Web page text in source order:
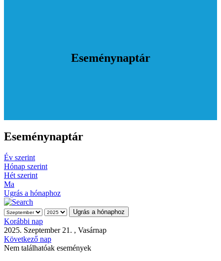
Eseménynaptár
Eseménynaptár
Év szerint
Hónap szerint
Hét szerint
Ma
Ugrás a hónaphoz
Ugrás a hónaphoz
Korábbi nap
2025. Szeptember 21. , Vasárnap
Következő nap
Nem találhatóak események